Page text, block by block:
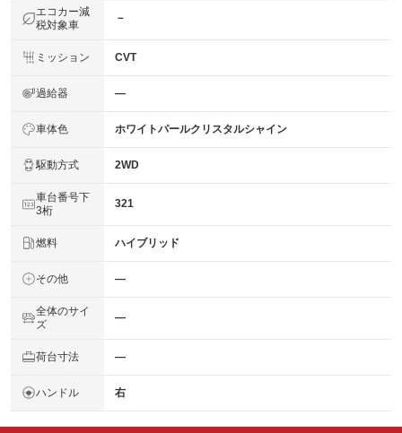
エコカー減
税対象車
－
ミッション CVT
過給器 ―
車体色 ホワイトパールクリスタルシャイン
駆動方式 2WD
車台番号下
3桁
321
燃料 ハイブリッド
その他 ―
全体のサイ
ズ
―
荷台寸法 ―
ハンドル 右